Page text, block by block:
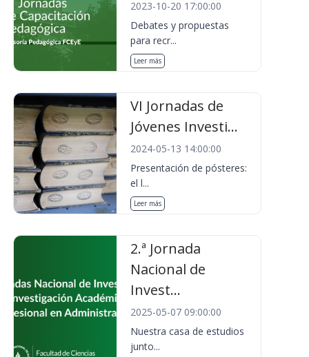
2023-10-20 17:00:00
Debates y propuestas
para recr...
Leer más
VI Jornadas de
Jóvenes Investi...
2024-05-13 14:00:00
Presentación de pósteres:
el l...
Leer más
2.ª Jornada
Nacional de
Invest...
2025-05-07 09:00:00
Nuestra casa de estudios
junto...